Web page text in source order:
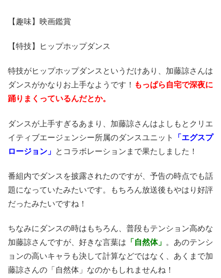
【趣味】映画鑑賞
【特技】ヒップホップダンス
特技がヒップホップダンスというだけあり、加藤諒さんは
ダンスがかなりお上手なようです！ もっぱら自宅で深夜に
踊りまくっているんだとか。
ダンスが上手すぎるあまり、加藤諒さんはよしもとクリエ
イティブエージェンシー所属のダンスユニット
「エグスプ
ロージョン」 とコラボレーションまで果たしました！
番組内でダンスを披露されたのですが、予告の時点でも話
題になっていたみたいです。もちろん放送後もやはり好評
だったみたいですね！
ちなみにダンスの時はもちろん、普段もテンション高めな
加藤諒さんですが、好きな言葉は 「自然体」 。あのテンシ
ョンの高いキャラも決して計算などではなく、あくまで加
藤諒さんの「自然体」なのかもしれませんね！